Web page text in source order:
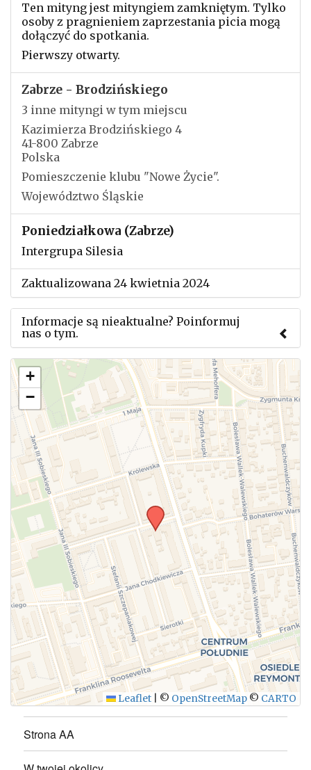
Ten mityng jest mityngiem zamkniętym. Tylko
osoby z pragnieniem zaprzestania picia mogą
dołączyć do spotkania.
Pierwszy otwarty.
Zabrze - Brodzińskiego
3 inne mityngi w tym miejscu
Kazimierza Brodzińskiego 4
41-800 Zabrze
Polska
Pomieszczenie klubu "Nowe Życie".
Województwo Śląskie
Poniedziałkowa (Zabrze)
Intergrupa Silesia
Zaktualizowana 24 kwietnia 2024
Informacje są nieaktualne? Poinformuj
nas o tym.
Użyj tego formularza aby przesłać informację o
zmianach w powyższym mityngu.
WYŚLIJ
+
−
Leaflet © OpenStreetMap © CARTO
Strona AA